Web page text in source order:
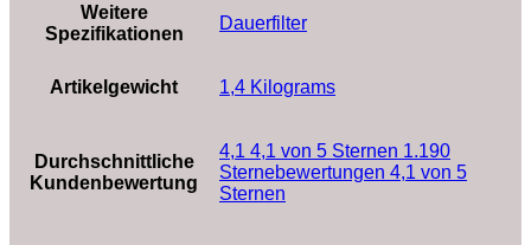
Weitere
Spezifikationen
‎Dauerfilter
Artikelgewicht ‎1,4 Kilograms
Durchschnittliche
Kundenbewertung
4,1 4,1 von 5 Sternen 1.190
Sternebewertungen 4,1 von 5
Sternen